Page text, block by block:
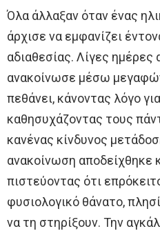
Όλα άλλαξαν όταν ένας
άρχισε να εμφανίζει
αδιαθεσίας. Λίγες ημέρες
ανακοίνωσε μέσω
πεθάνει, κάνοντας λόγο
καθησυχάζοντας τους
κανένας κίνδυνος
ανακοίνωση αποδείχθηκε
πιστεύοντας ότι
φυσιολογικό θάνατο,
να τη στηρίξουν. Την